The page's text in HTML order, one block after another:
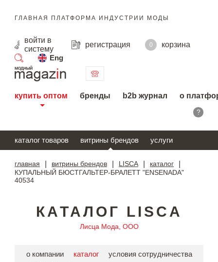
ГЛАВНАЯ ПЛАТФОРМА ИНДУСТРИИ МОДЫ
войти в
систему
регистрация 0
корзина
Eng
поиск
купить оптом бренды b2b журнал о
?
каталог товаров витрины брендов услуги
главная витрины брендов LISCA каталог
КУПАЛЬНЫЙ БЮСТГАЛЬТЕР-БРАЛЕТТ "ENSENADA"
40534
КАТАЛОГ LISCA
Лисца Мода, ООО
о компании каталог
условия сотрудничества